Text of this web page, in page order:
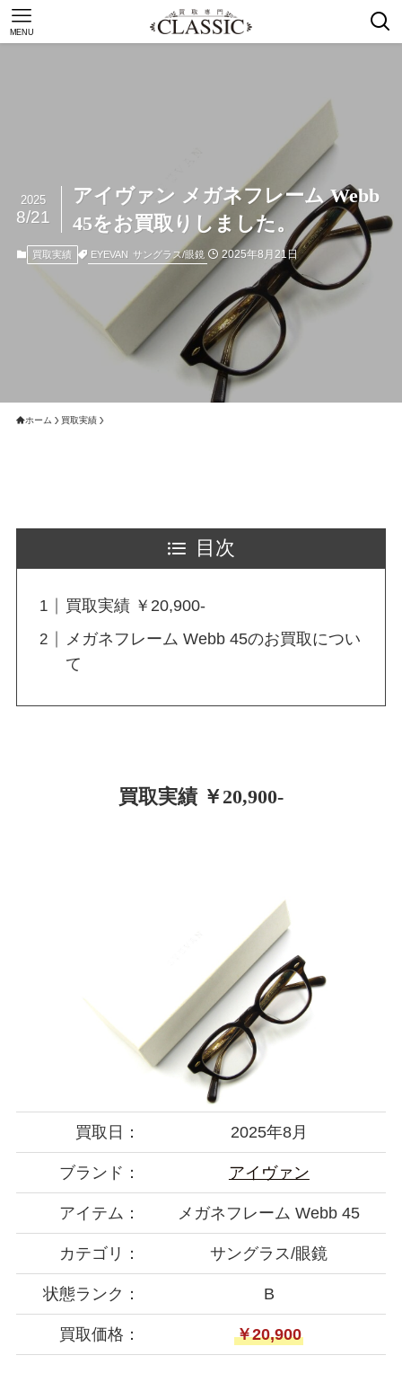
MENU
アイヴァン メガネフレーム Webb
45をお買取りしました。
2025
8/21
買取実績 EYEVAN サングラス/眼鏡 2025年8月21日
ホーム 買取実績
目次
買取実績 ￥20,900-
メガネフレーム Webb 45のお買取につい
て
買取実績 ￥20,900-
買取日： 2025年8月
ブランド： アイヴァン
アイテム： メガネフレーム Webb 45
カテゴリ： サングラス/眼鏡
状態ランク： B
買取価格： ￥20,900